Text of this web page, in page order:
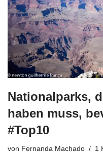
Nationalparks,
haben muss,
#Top10
von Fernanda Machado 1